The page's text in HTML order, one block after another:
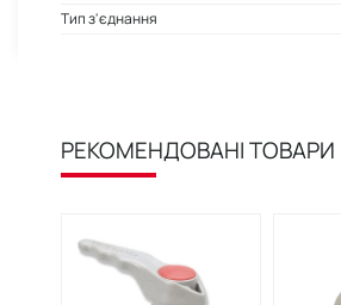
Тип з'єднання
РЕКОМЕНДОВАНІ ТОВАРИ